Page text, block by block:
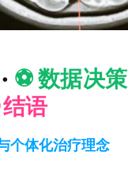
· ⚽️ 数据决策
结语
个体化治疗理念